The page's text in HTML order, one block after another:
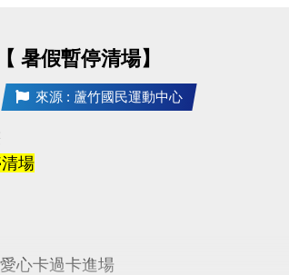
，
心
暑假暫停清場】
來源 : 蘆竹國民運動中心
場
心卡過卡進場